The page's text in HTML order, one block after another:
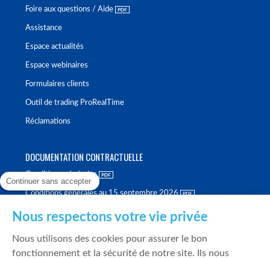
Foire aux questions / Aide
Assistance
Espace actualités
Espace webinaires
Formulaires clients
Outil de trading ProRealTime
Réclamations
DOCUMENTATION CONTRACTUELLE
Conditions générales
Conditions générales au 15 septembre 2026
Politique de meilleure sélection
Continuer sans accepter
Nous respectons votre vie privée
Nous utilisons des cookies pour assurer le bon
fonctionnement et la sécurité de notre site. Ils nous